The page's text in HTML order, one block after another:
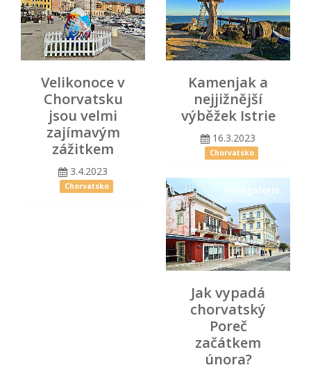
Velikonoce v
Chorvatsku
jsou velmi
zajímavým
zážitkem
3.4.2023
Chorvatsko
Kamenjak a
nejjižnější
výběžek Istrie
16.3.2023
Chorvatsko
Fotogalerie
Jak vypadá
chorvatský
Poreč
začátkem
února?